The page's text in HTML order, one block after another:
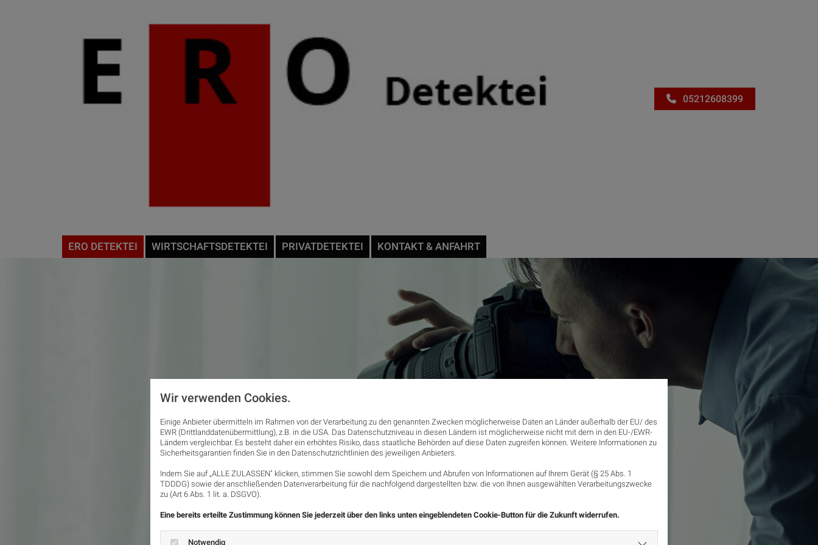
05212608399
ERO DETEKTEI WIRTSCHAFTSDETEKTEI PRIVATDETEKTEI KONTAKT & ANFAHRT
Wir verwenden Cookies.
Einige Anbieter übermitteln im Rahmen von der Verarbeitung zu den genannten Zwecken möglicherweise Daten an Länder außerhalb der EU/ des
EWR (Drittlanddatenübermittlung), z.B. in die USA. Das Datenschutzniveau in diesen Ländern ist möglicherweise nicht mit dem in den EU-/EWR-
Ländern vergleichbar. Es besteht daher ein erhöhtes Risiko, dass staatliche Behörden auf diese Daten zugreifen können. Weitere Informationen zu
Sicherheitsgarantien finden Sie in den Datenschutzrichtlinien des jeweiligen Anbieters.
Indem Sie auf „ALLE ZULASSEN" klicken, stimmen Sie sowohl dem Speichern und Abrufen von Informationen auf Ihrem Gerät (§ 25 Abs. 1
TDDDG) sowie der anschließenden Datenverarbeitung für die nachfolgend dargestellten bzw. die von Ihnen ausgewählten Verarbeitungszwecke
zu (Art 6 Abs. 1 lit. a. DSGVO).
Eine bereits erteilte Zustimmung können Sie jederzeit über den links unten eingeblendeten Cookie-Button für die Zukunft widerrufen.
Notwendig